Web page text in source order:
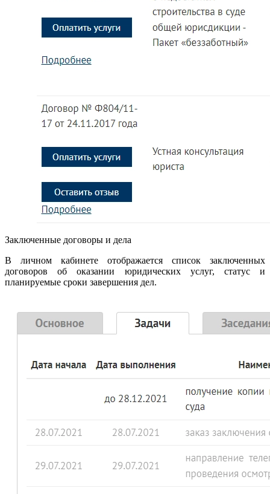
Заключенные договоры и дела
В личном кабинете отображается список заключенных
договоров об оказании юридических услуг, статус и
планируемые сроки завершения дел.